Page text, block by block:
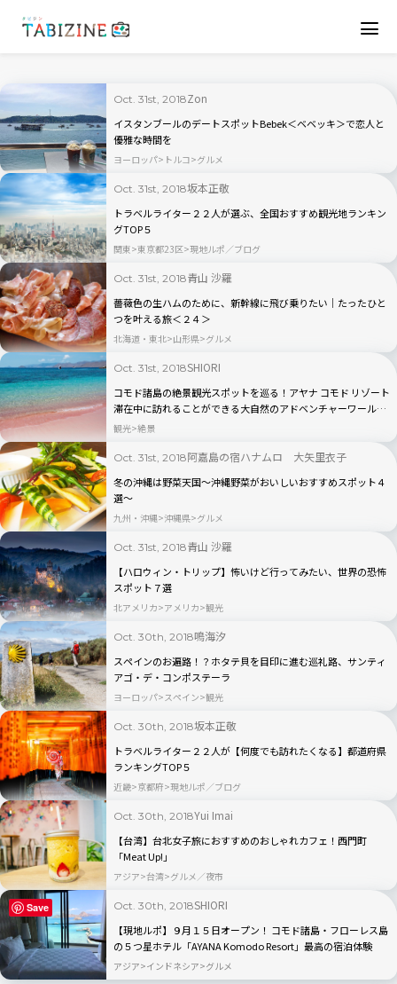
Oct. 31st, 2018Zon
イスタンブールのデートスポットBebek＜ベベッキ＞で恋人と
優雅な時間を
ヨーロッパ トルコ グルメ
Oct. 31st, 2018坂本正敬
トラベルライター２２人が選ぶ、全国おすすめ観光地ランキン
グTOP５
関東 東京都23区 現地ルポ／ブログ
Oct. 31st, 2018青山 沙羅
薔薇色の生ハムのために、新幹線に飛び乗りたい｜たったひと
つを叶える旅＜２４＞
北海道・東北 山形県 グルメ
Oct. 31st, 2018SHIORI
コモド諸島の絶景観光スポットを巡る！アヤナ コモド リゾート
滞在中に訪れることができる大自然のアドベンチャーワール
ド。
観光 絶景
Oct. 31st, 2018阿嘉島の宿ハナムロ 大矢里衣子
冬の沖縄は野菜天国〜沖縄野菜がおいしいおすすめスポット４
選〜
九州・沖縄 沖縄県 グルメ
Oct. 31st, 2018青山 沙羅
【ハロウィン・トリップ】怖いけど行ってみたい、世界の恐怖
スポット７選
北アメリカ アメリカ 観光
Oct. 30th, 2018鳴海汐
スペインのお遍路！？ホタテ貝を目印に進む巡礼路、サンティ
アゴ・デ・コンポステーラ
ヨーロッパ スペイン 観光
Oct. 30th, 2018坂本正敬
トラベルライター２２人が【何度でも訪れたくなる】都道府県
ランキングTOP５
近畿 京都府 現地ルポ／ブログ
Oct. 30th, 2018Yui Imai
【台湾】台北女子旅におすすめのおしゃれカフェ！西門町
「Meat Up!」
アジア 台湾 グルメ／夜市
Oct. 30th, 2018SHIORI
【現地ルポ】９月１５日オープン！ コモド諸島・フローレス島
の５つ星ホテル「AYANA Komodo Resort」最高の宿泊体験
アジア インドネシア グルメ
Save